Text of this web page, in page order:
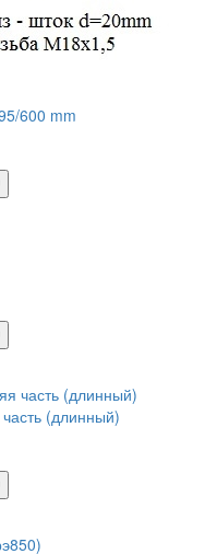
600 mm
(длинный)